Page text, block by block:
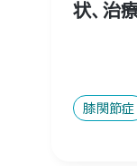
状、治
膝関節症